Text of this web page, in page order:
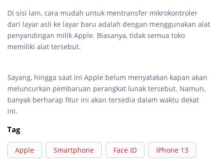
Di sisi lain, cara mudah untuk mentransfer mikrokontroler
dari layar asli ke layar baru adalah dengan menggunakan alat
penyandingan milik Apple. Biasanya, tidak semua toko
memiliki alat tersebut.
Sayang, hingga saat ini Apple belum menyatakan kapan akan
meluncurkan pembaruan perangkat lunak tersebut. Namun,
banyak berharap fitur ini akan tersedia dalam waktu dekat
ini.
Tag
Apple Smartphone Face ID iPhone 13